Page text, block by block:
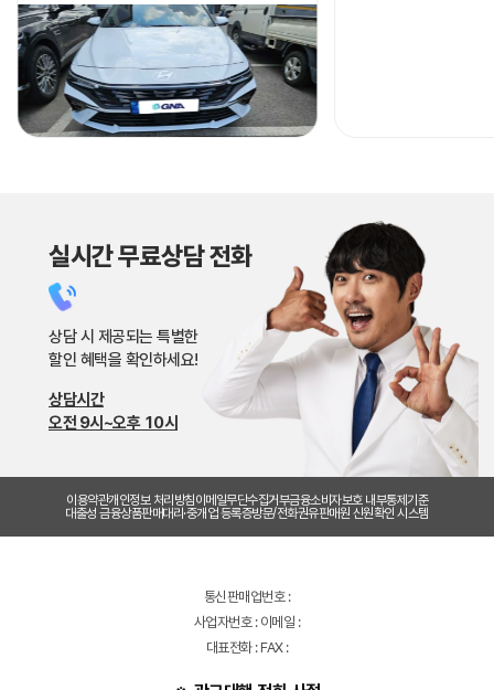
빠르고 저렴하게 해주셔서 정말 감사드립니
다.주변에 렌트 원하시는 분 있으면 적극적으
로 추천드리겠습니다.정말 감사했어요!!! 차
잘 타고 다니겠습니다!~
실시간 무료상담 전화
상담 시 제공되는 특별한
할인 혜택을 확인하세요!
상담시간
오전 9시~오후 10시
이용약관개인정보 처리방침이메일무단수집거부금융소비자보호 내부통제기준
대출성 금융상품판매대리·중개업 등록증방문/전화권유판매원 신원확인 시스템
통신판매업번호 :
사업자번호 : 이메일 :
대표전화 : FAX :